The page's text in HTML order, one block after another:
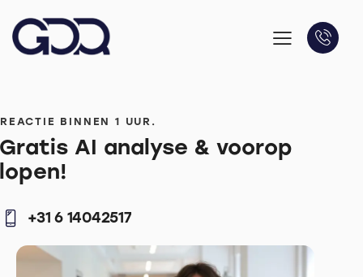
REACTIE BINNEN 1 UUR.
Gratis AI analyse & voorop
lopen!
+31 6 14042517